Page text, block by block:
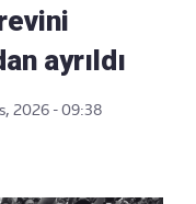
ayrıldı
2026 - 09:38